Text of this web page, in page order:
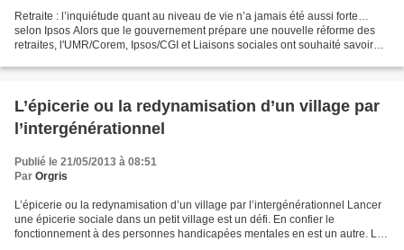
Retraite : l’inquiétude quant au niveau de vie n’a jamais été aussi forte…
selon Ipsos Alors que le gouvernement prépare une nouvelle réforme des
retraites, l'UMR/Corem, Ipsos/CGI et Liaisons sociales ont souhaité savoir
L’épicerie ou la redynamisation d’un village par
l’intergénérationnel
Publié le 21/05/2013 à 08:51
Par Orgris
L’épicerie ou la redynamisation d’un village par l’intergénérationnel Lancer
une épicerie sociale dans un petit village est un défi. En confier le
fonctionnement à des personnes handicapées mentales en est un autre. Le